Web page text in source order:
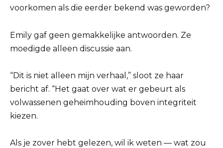
voorkomen als die eerder bekend was geworden?
Emily gaf geen gemakkelijke antwoorden. Ze
moedigde alleen discussie aan.
“Dit is niet alleen mijn verhaal,” sloot ze haar
bericht af. “Het gaat over wat er gebeurt als
volwassenen geheimhouding boven integriteit
kiezen.
Als je zover hebt gelezen, wil ik weten — wat zou